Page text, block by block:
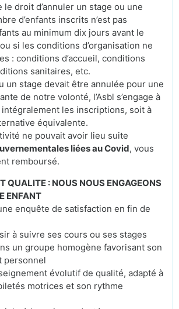
le droit d’annuler un stage ou une
d’enfants inscrits n’est pas
au minimum dix jours avant le
si les conditions d’organisation ne
: conditions d’accueil, conditions
sanitaires, etc.
un stage devait être annulée pour une
de notre volonté, l’Asbl s’engage à
les inscriptions, soit à
équivalente.
ne pouvait avoir lieu suite
liées au Covid, vous
remboursé.
QUALITE : NOUS NOUS ENGAGEONS
ENFANT
enquête de satisfaction en fin de
à suivre ses cours ou ses stages
un groupe homogène favorisant son
personnel
évolutif de qualité, adapté à
motrices et son rythme